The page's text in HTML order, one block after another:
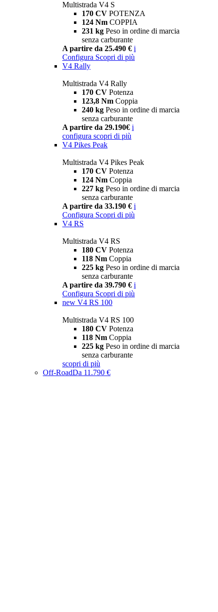
Multistrada V4 S
170 CV POTENZA
124 Nm COPPIA
231 kg Peso in ordine di marcia
senza carburante
A partire da 25.490 € i
Configura Scopri di più
V4 Rally
Multistrada V4 Rally
170 CV Potenza
123,8 Nm Coppia
240 kg Peso in ordine di marcia
senza carburante
A partire da 29.190€ i
configura scopri di più
V4 Pikes Peak
Multistrada V4 Pikes Peak
170 CV Potenza
124 Nm Coppia
227 kg Peso in ordine di marcia
senza carburante
A partire da 33.190 € i
Configura Scopri di più
V4 RS
Multistrada V4 RS
180 CV Potenza
118 Nm Coppia
225 kg Peso in ordine di marcia
senza carburante
A partire da 39.790 € i
Configura Scopri di più
new V4 RS 100
Multistrada V4 RS 100
180 CV Potenza
118 Nm Coppia
225 kg Peso in ordine di marcia
senza carburante
scopri di più
Off-RoadDa 11.790 €